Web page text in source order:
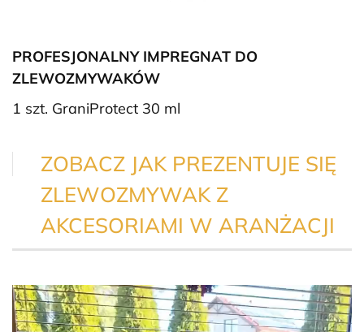
PROFESJONALNY IMPREGNAT DO
ZLEWOZMYWAKÓW
1 szt. GraniProtect 30 ml
ZOBACZ JAK PREZENTUJE SIĘ
ZLEWOZMYWAK Z
AKCESORIAMI W ARANŻACJI
Odtwarzacz
video